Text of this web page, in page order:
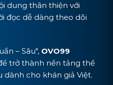
dung thân thiện với
đọc dễ dàng theo dõi
– Sâu", OVO99
trở thành nền tảng thể
cho khán giả Việt.